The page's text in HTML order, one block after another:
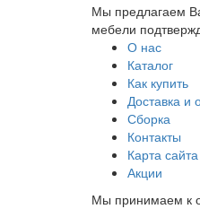
Мы предлагаем
мебели
О нас
Каталог
Как купить
Доставка и
Сборка
Контакты
Карта сайта
Акции
Мы принимаем к